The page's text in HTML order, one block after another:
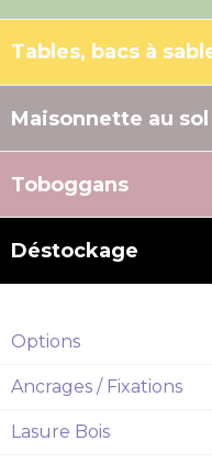
Tables, bacs à
Maisonnette au sol
Toboggans
Déstockage
Options
Ancrages / Fixations
Lasure Bois